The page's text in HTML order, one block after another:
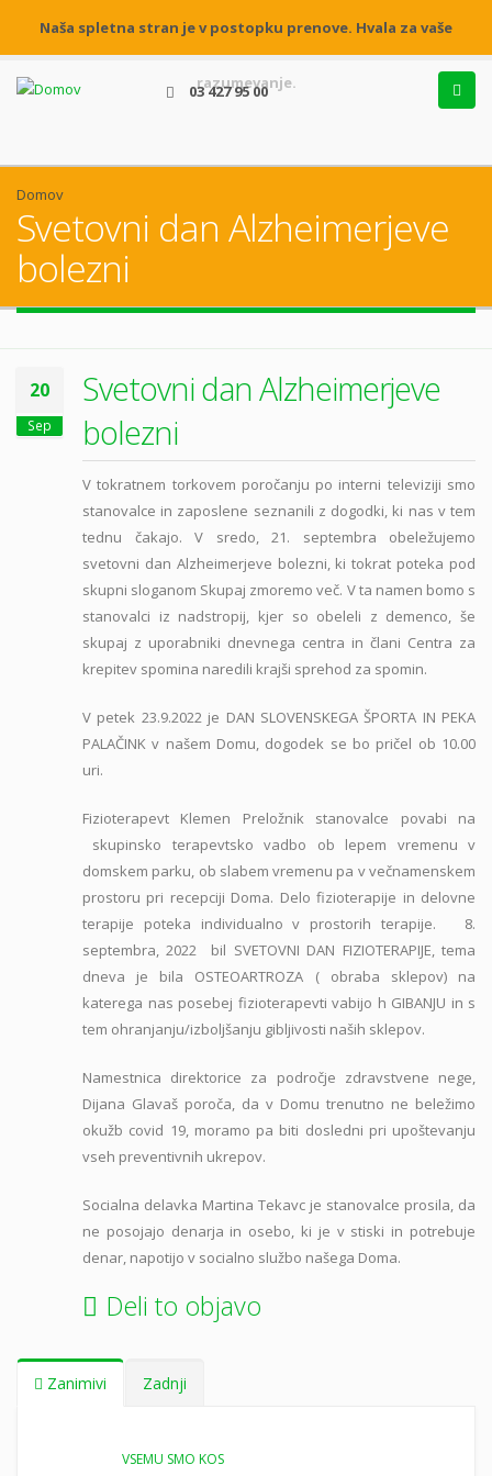
Naša spletna stran je v postopku prenove. Hvala za vaše
razumevanje.
03 427 95 00
Domov
Svetovni dan Alzheimerjeve
bolezni
20
Sep
Svetovni dan Alzheimerjeve
bolezni
V tokratnem torkovem poročanju po interni televiziji smo
stanovalce in zaposlene seznanili z dogodki, ki nas v tem
tednu čakajo. V sredo, 21. septembra obeležujemo
svetovni dan Alzheimerjeve bolezni, ki tokrat poteka pod
skupni sloganom Skupaj zmoremo več. V ta namen bomo s
stanovalci iz nadstropij, kjer so obeleli z demenco, še
skupaj z uporabniki dnevnega centra in člani Centra za
krepitev spomina naredili krajši sprehod za spomin.
V petek 23.9.2022 je DAN SLOVENSKEGA ŠPORTA IN PEKA
PALAČINK v našem Domu, dogodek se bo pričel ob 10.00
uri.
Fizioterapevt Klemen Preložnik stanovalce povabi na
skupinsko terapevtsko vadbo ob lepem vremenu v
domskem parku, ob slabem vremenu pa v večnamenskem
prostoru pri recepciji Doma. Delo fizioterapije in delovne
terapije poteka individualno v prostorih terapije. 8.
septembra, 2022 bil SVETOVNI DAN FIZIOTERAPIJE, tema
dneva je bila OSTEOARTROZA ( obraba sklepov) na
katerega nas posebej fizioterapevti vabijo h GIBANJU in s
tem ohranjanju/izboljšanju gibljivosti naših sklepov.
Namestnica direktorice za področje zdravstvene nege,
Dijana Glavaš poroča, da v Domu trenutno ne beležimo
okužb covid 19, moramo pa biti dosledni pri upoštevanju
vseh preventivnih ukrepov.
Socialna delavka Martina Tekavc je stanovalce prosila, da
ne posojajo denarja in osebo, ki je v stiski in potrebuje
denar, napotijo v socialno službo našega Doma.
Deli to objavo
Zanimivi Zadnji
VSEMU SMO KOS